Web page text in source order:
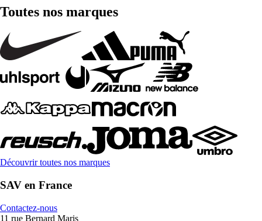
Toutes nos marques
Découvrir toutes nos marques
SAV en France
Contactez-nous
11 rue Bernard Maris